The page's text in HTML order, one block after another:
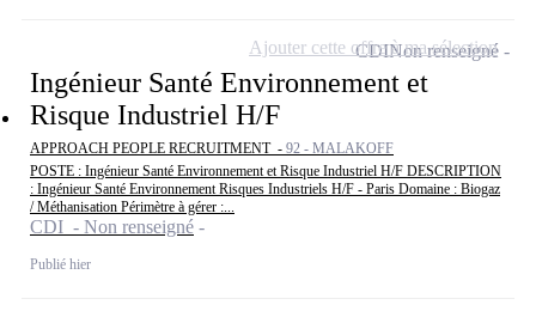
Ingénieur Santé Environnement et
Risque Industriel H/F
APPROACH PEOPLE RECRUITMENT - 92 - MALAKOFF
POSTE : Ingénieur Santé Environnement et Risque Industriel H/F DESCRIPTION
: Ingénieur Santé Environnement Risques Industriels H/F - Paris Domaine : Biogaz
/ Méthanisation Périmètre à gérer :...
CDI - Non renseigné
Publié hier
CDINon renseigné
Ajouter cette offre à ma sélection